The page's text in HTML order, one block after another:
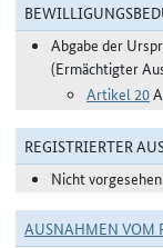
Abgabe der
(Ermächtigter
Artikel 20
REGISTRIERTER
Nicht vorgesehen
AUSNAHMEN VOM